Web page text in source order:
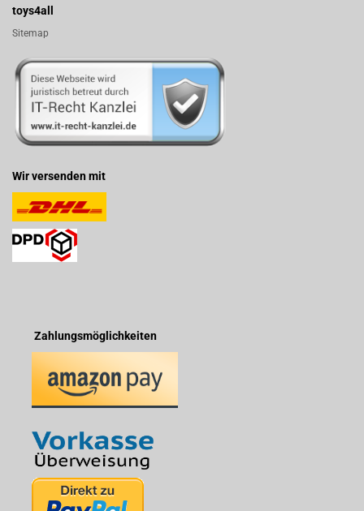
toys4all
Sitemap
Wir versenden mit
Zahlungsmöglichkeiten